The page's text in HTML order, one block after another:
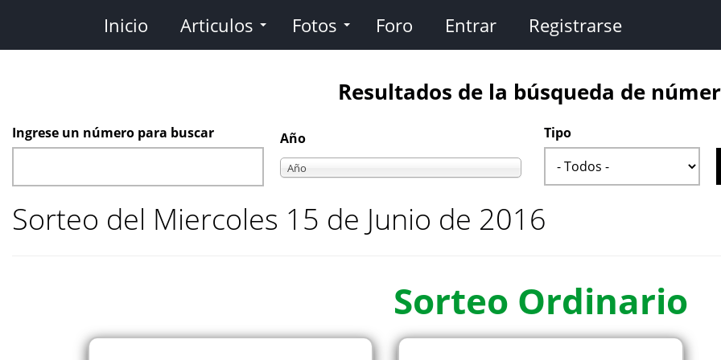
contenido
Inicio Articulos Fotos Foro Entrar Registrarse
Resultados de la búsqueda de
Ingrese un número para buscar
Año
Año
Año
Tipo
Sorteo del Miercoles 15 de Junio de 2016
Sorteo Ordinario